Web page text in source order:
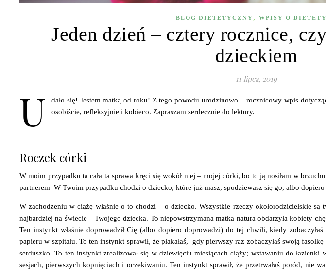
BLOG DIETETYCZNY , WPISY O
Jeden dzień – cztery rocznice,
dzieckiem
11 lipca, 2019
U dało się! Jestem matką od roku! Z tego powodu urodzinowo – rocznicowy wpis
osobiście, refleksyjnie i kobieco. Zapraszam serdecznie do lektury.
Roczek córki
W moim przypadku ta cała ta sprawa kręci się wokół niej – mojej córki, bo to ją nosiłam w
partnerem. W Twoim przypadku chodzi o dziecko, które już masz, spodziewasz się go, albo dopiero
W zachodzeniu w ciążę właśnie o to chodzi – o dziecko. Wszystkie rzeczy okołorodzicielskie
najbardziej na świecie – Twojego dziecka. To niepowstrzymana matka natura obdarzyła kobiety
Ten instynkt właśnie doprowadził Cię (albo dopiero doprowadzi) do tej chwili, kiedy
papieru w szpitalu. To ten instynkt sprawił, że płakałaś, gdy pierwszy raz zobaczyłaś swoją
serduszko. To ten instynkt zrealizował się w dziewięciu miesiącach ciąży; wstawaniu do
sesjach, pierwszych kopnięciach i oczekiwaniu. Ten instynkt sprawił, że przetrwałaś poród, nie